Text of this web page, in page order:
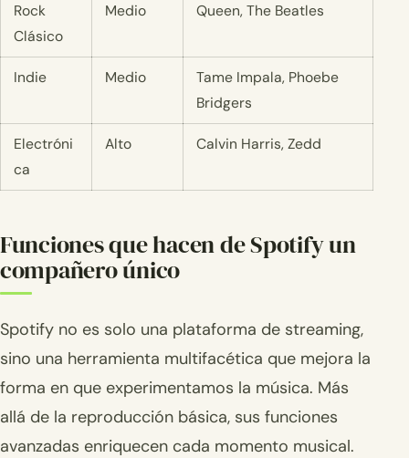
Rock
Clásico
Medio Queen, The Beatles
Indie Medio
Tame Impala, Phoebe
Bridgers
Electróni
ca
Alto Calvin Harris, Zedd
Funciones que hacen de Spotify un
compañero único
Spotify no es solo una plataforma de streaming,
sino una herramienta multifacética que mejora la
forma en que experimentamos la música. Más
allá de la reproducción básica, sus funciones
avanzadas enriquecen cada momento musical.